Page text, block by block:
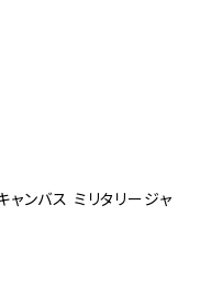
ャンバス ミリタリージャ